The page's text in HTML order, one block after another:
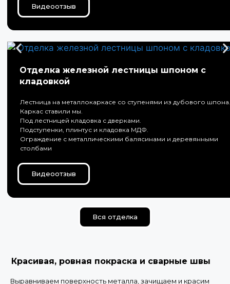
Видеоотзыв
Отделка железной лестницы шпоном с
кладовкой
Лестница на металлокаркасе со ступенями из дубового шпона.
Каркас ставили мы.
Под лестницей кладовка с дверками.
Подступенки, плинтус и кладовка МДФ.
Ограждение с металлическими балясинами и деревянными
столбами
Видеоотзыв
Вся отделка
Красивая, ровная покраска и сварные швы
Выравниваем поверхность металла, зачищаем и красим